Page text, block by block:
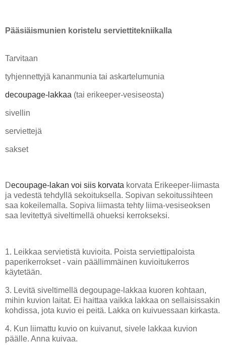
Pääsiäismunien koristelu serviettitekniikalla
Tarvitaan
tyhjennettyjä kananmunia tai askartelumunia
decoupage-lakkaa (tai erikeeper-vesiseosta)
sivellin
serviettejä
sakset
Decoupage-lakan voi siis korvata korvata Erikeeper-liimasta
ja vedestä tehdyllä sekoituksella. Sopivan sekoitussihteen
saa kokeilemalla. Sopiva liimasta tehty liima-vesiseoksen
saa levitettyä siveltimellä ohueksi kerrokseksi.
1. Leikkaa servietistä kuvioita. Poista serviettipaloista
paperikerrokset - vain päällimmäinen kuvioitukerros
käytetään.
3. Levitä siveltimellä degoupage-lakkaa kuoren kohtaan,
mihin kuvion laitat. Ei haittaa vaikka lakkaa on sellaisissakin
kohdissa, jota kuvio ei peitä. Lakka on kuivuessaan kirkasta.
4. Kun liimattu kuvio on kuivanut, sivele lakkaa kuvion
päälle. Anna kuivaa.